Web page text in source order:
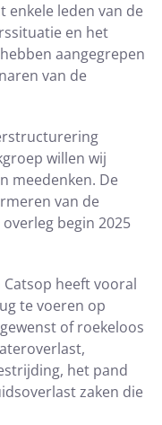
enkele leden van de
en het
aangegrepen
van de
willen wij
meedenken. De
van de
begin 2025
heeft vooral
te voeren op
of roekeloos
het pand
zaken die